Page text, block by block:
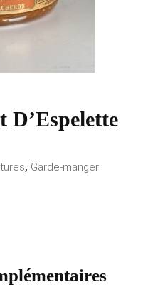
D’Espelette
, Garde-manger